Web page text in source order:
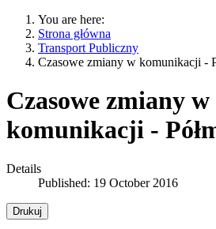
You are here:
Strona główna
Transport Publiczny
Czasowe zmiany w komunikacji -
Czasowe zmiany w
komunikacji -
Details
Published: 19 October 2016
Drukuj